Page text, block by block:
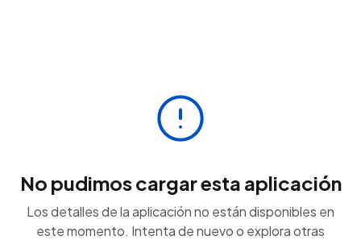
No pudimos cargar esta aplicación
Los detalles de la aplicación no están disponibles en
este momento. Intenta de nuevo o explora otras